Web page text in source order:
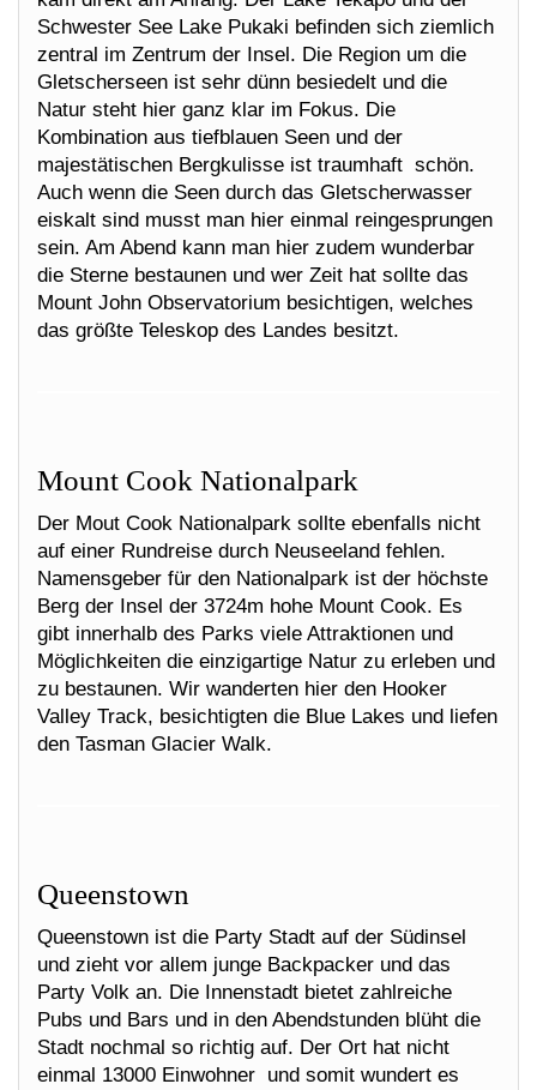
Schwester See Lake Pukaki befinden sich ziemlich
zentral im Zentrum der Insel. Die Region um die
Gletscherseen ist sehr dünn besiedelt und die
Natur steht hier ganz klar im Fokus. Die
Kombination aus tiefblauen Seen und der
majestätischen Bergkulisse ist traumhaft schön.
Auch wenn die Seen durch das Gletscherwasser
eiskalt sind musst man hier einmal reingesprungen
sein. Am Abend kann man hier zudem wunderbar
die Sterne bestaunen und wer Zeit hat sollte das
Mount John Observatorium besichtigen, welches
das größte Teleskop des Landes besitzt.
Mount Cook Nationalpark
Der Mout Cook Nationalpark sollte ebenfalls nicht
auf einer Rundreise durch Neuseeland fehlen.
Namensgeber für den Nationalpark ist der höchste
Berg der Insel der 3724m hohe Mount Cook. Es
gibt innerhalb des Parks viele Attraktionen und
Möglichkeiten die einzigartige Natur zu erleben und
zu bestaunen. Wir wanderten hier den Hooker
Valley Track, besichtigten die Blue Lakes und liefen
den Tasman Glacier Walk.
Queenstown
Queenstown ist die Party Stadt auf der Südinsel
und zieht vor allem junge Backpacker und das
Party Volk an. Die Innenstadt bietet zahlreiche
Pubs und Bars und in den Abendstunden blüht die
Stadt nochmal so richtig auf. Der Ort hat nicht
einmal 13000 Einwohner und somit wundert es